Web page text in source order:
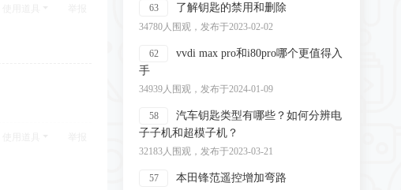
63 了解钥匙的禁用和删除
34780人围观，发布于2023-02-02
62
vvdi max pro和i80pro哪个更值得入
手
34939人围观，发布于2024-01-09
58
汽车钥匙类型有哪些？如何分辨电
子子机和超模子机？
32183人围观，发布于2023-03-21
57 本田锋范遥控增加弯路